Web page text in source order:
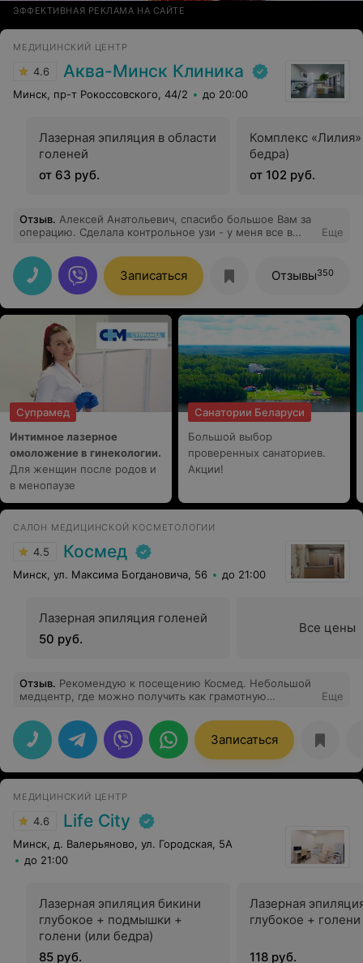
ЭФФЕКТИВНАЯ РЕКЛАМА НА САЙТЕ
МЕДИЦИНСКИЙ ЦЕНТР
4.6 Аква-Минск Клиника
Минск, пр-т Рокоссовского, 44/2 до 20:00
Лазерная эпиляция в области
голеней
от 63 руб.
Комплекс
бедра)
от 102 руб.
Отзыв. Алексей Анатольевич, спасибо большое Вам за
операцию. Сделала контрольное узи - у меня все в
крепкого здоровья! Куликов А. А. провел
лапароскопическую операцию по удалению четырёх
миом (6 см и 1 см - 3 шт.), хоть по узи было видно
только три миомы. Все прошло замечательно.
Еще
Записаться Отзывы350
Супрамед
Интимное лазерное
омоложение в гинекологии.
Для женщин после родов и
в менопаузе
Санатории Беларуси
Большой выбор
проверенных санаториев.
Акции!
САЛОН МЕДИЦИНСКОЙ КОСМЕТОЛОГИИ
4.5 Космед
Минск, ул. Максима Богдановича, 56 до 21:00
Лазерная эпиляция голеней
50 руб.
Все цены
Отзыв. Рекомендую к посещению Космед. Небольшой
медцентр, где можно получить как грамотную
процедур, так и проведения самих процедур. Нашла в
космеде своего врача, где она принимает в другом
центре. Получается качество оказываемых услуг то
же, а цена гораздо дешевле, потому что не платите за
интерьер и кофе. Девочки на ресепшене всегда
встретишь таких небезучастных и ответственных
сотрудников.
Еще
Записаться
МЕДИЦИНСКИЙ ЦЕНТР
4.6 Life City
Минск, д. Валерьяново, ул. Городская, 5А
до 21:00
Лазерная эпиляция бикини
глубокое + подмышки +
голени (или бедра)
85 руб.
Лазерная
глубокое +
118 руб.